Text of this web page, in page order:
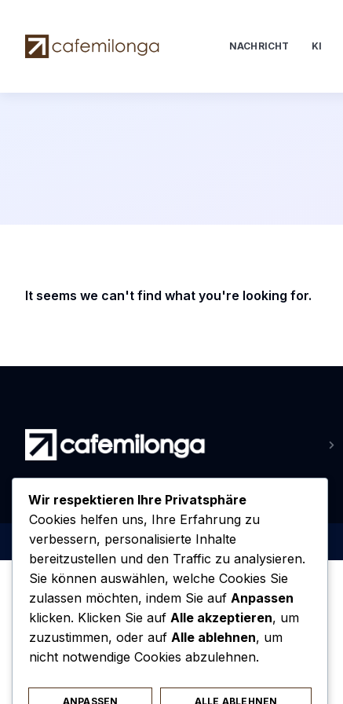
NACHRICHT KI
It seems we can't find what you're looking for.
Wir respektieren Ihre Privatsphäre
Cookies helfen uns, Ihre Erfahrung zu
verbessern, personalisierte Inhalte
bereitzustellen und den Traffic zu analysieren.
Sie können auswählen, welche Cookies Sie
zulassen möchten, indem Sie auf Anpassen
klicken. Klicken Sie auf Alle akzeptieren, um
zuzustimmen, oder auf Alle ablehnen, um
nicht notwendige Cookies abzulehnen.
ANPASSEN ALLE ABLEHNEN